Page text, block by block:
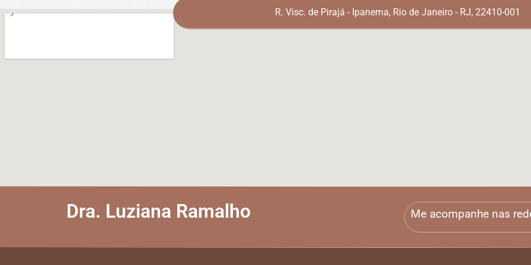
R. Visc. de Pirajá - Ipanema, Rio de Janeiro - RJ, 22410-001
Dra. Luziana Ramalho Me acompanhe nas